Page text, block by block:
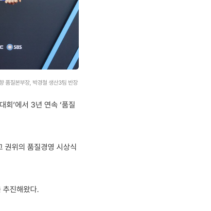
품질본부장, 박경철 생산3팀 반장
회’에서 3년 연속 ‘품질
권위의 품질경영 시상식
추진해왔다.